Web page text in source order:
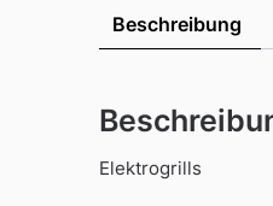
Beschreibung
Elektrogrills